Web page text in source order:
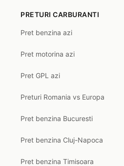
PRETURI CARBURANTI
Pret benzina azi
Pret motorina azi
Pret GPL azi
Preturi Romania vs Europa
Pret benzina Bucuresti
Pret benzina Cluj-Napoca
Pret benzina Timisoara